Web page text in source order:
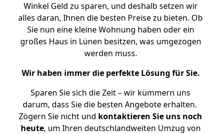
Winkel Geld zu sparen, und deshalb setzen wir
alles daran, Ihnen die besten Preise zu bieten. Ob
Sie nun eine kleine Wohnung haben oder ein
großes Haus in Lünen besitzen, was umgezogen
werden muss.
Wir haben immer die perfekte Lösung für Sie.
Sparen Sie sich die Zeit – wir kümmern uns
darum, dass Sie die besten Angebote erhalten.
Zögern Sie nicht und kontaktieren Sie uns noch
heute, um Ihren deutschlandweiten Umzug von